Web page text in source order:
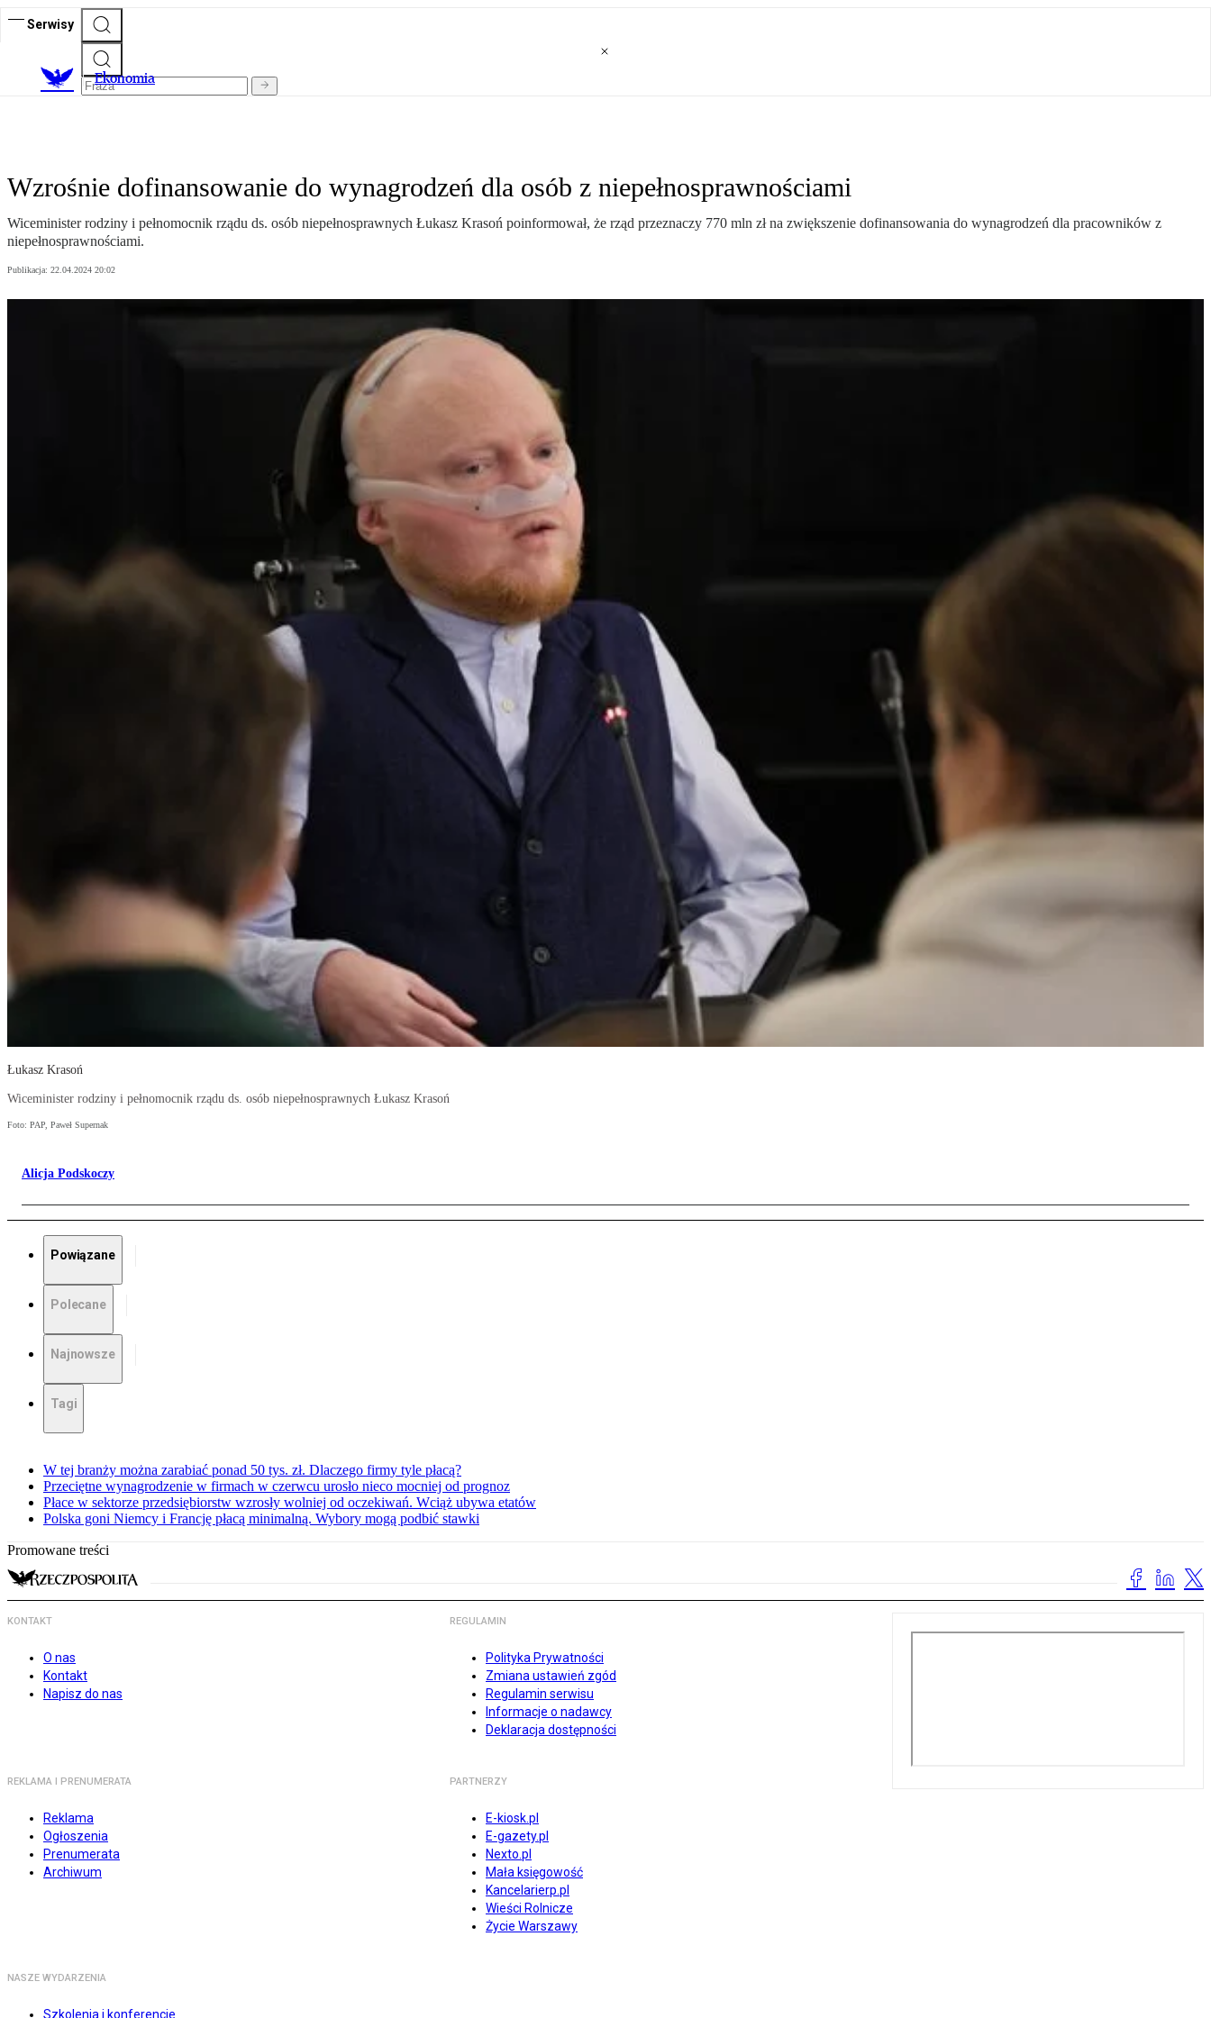
Serwisy
Ekonomia
Wzrośnie dofinansowanie do wynagrodzeń dla osób z niepełnosprawnościami
Wiceminister rodziny i pełnomocnik rządu ds. osób niepełnosprawnych Łukasz Krasoń poinformował, że rząd przeznaczy 770 mln zł na zwiększenie dofinansowania do wynagrodzeń dla pracowników z
niepełnosprawnościami.
Publikacja: 22.04.2024 20:02
Łukasz Krasoń
Wiceminister rodziny i pełnomocnik rządu ds. osób niepełnosprawnych Łukasz Krasoń
Foto: PAP, Paweł Supernak
Alicja Podskoczy
Powiązane
Polecane
Najnowsze
Tagi
W tej branży można zarabiać ponad 50 tys. zł. Dlaczego firmy tyle płacą?
Przeciętne wynagrodzenie w firmach w czerwcu urosło nieco mocniej od prognoz
Płace w sektorze przedsiębiorstw wzrosły wolniej od oczekiwań. Wciąż ubywa etatów
Polska goni Niemcy i Francję płacą minimalną. Wybory mogą podbić stawki
Promowane treści
KONTAKT
O nas
Kontakt
Napisz do nas
REGULAMIN
Polityka Prywatności
Zmiana ustawień zgód
Regulamin serwisu
Informacje o nadawcy
Deklaracja dostępności
REKLAMA I PRENUMERATA
Reklama
Ogłoszenia
Prenumerata
Archiwum
PARTNERZY
E-kiosk.pl
E-gazety.pl
Nexto.pl
Mała księgowość
Kancelarierp.pl
Wieści Rolnicze
Życie Warszawy
NASZE WYDARZENIA
Szkolenia i konferencje